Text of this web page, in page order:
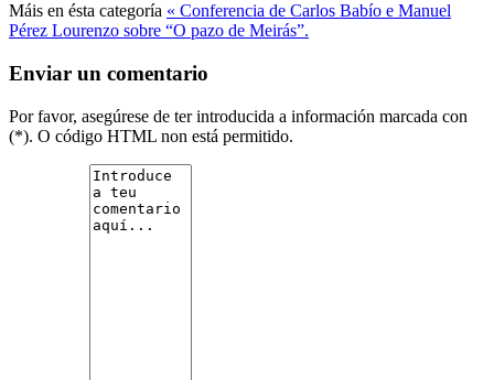
Máis en ésta categoría « Conferencia de Carlos Babío e Manuel
Pérez Lourenzo sobre “O pazo de Meirás”.
Enviar un comentario
Por favor, asegúrese de ter introducida a información marcada con
(*). O código HTML non está permitido.